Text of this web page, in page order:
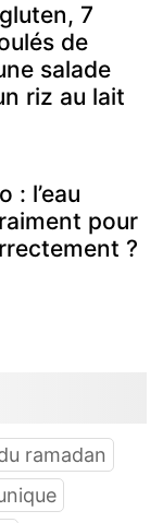
7
de
salade
riz au lait
: l’eau
pour
?
ramadan